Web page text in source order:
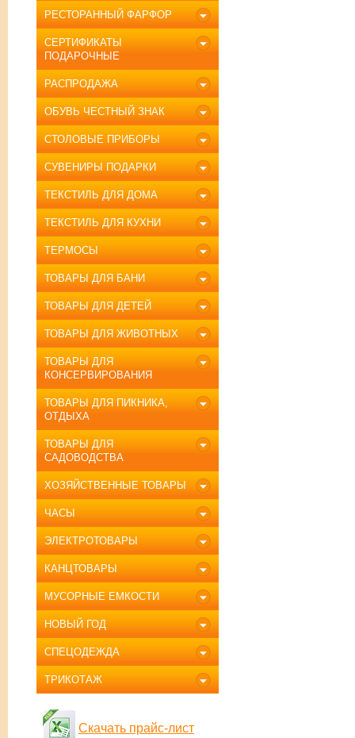
РЕСТОРАННЫЙ ФАРФОР
СЕРТИФИКАТЫ
ПОДАРОЧНЫЕ
РАСПРОДАЖА
ОБУВЬ ЧЕСТНЫЙ ЗНАК
СТОЛОВЫЕ ПРИБОРЫ
СУВЕНИРЫ ПОДАРКИ
ТЕКСТИЛЬ ДЛЯ ДОМА
ТЕКСТИЛЬ ДЛЯ КУХНИ
ТЕРМОСЫ
ТОВАРЫ ДЛЯ БАНИ
ТОВАРЫ ДЛЯ ДЕТЕЙ
ТОВАРЫ ДЛЯ ЖИВОТНЫХ
ТОВАРЫ ДЛЯ
КОНСЕРВИРОВАНИЯ
ТОВАРЫ ДЛЯ ПИКНИКА,
ОТДЫХА
ТОВАРЫ ДЛЯ
САДОВОДСТВА
ХОЗЯЙСТВЕННЫЕ ТОВАРЫ
ЧАСЫ
ЭЛЕКТРОТОВАРЫ
КАНЦТОВАРЫ
МУСОРНЫЕ ЕМКОСТИ
НОВЫЙ ГОД
СПЕЦОДЕЖДА
ТРИКОТАЖ
Скачать прайс-лист